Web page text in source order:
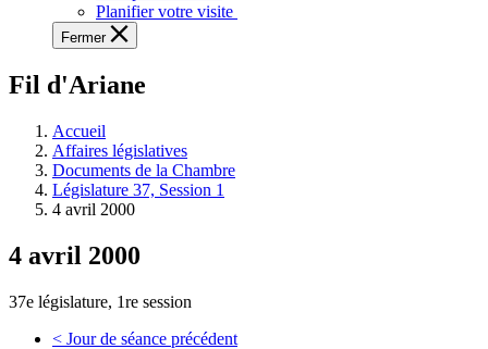
apprendre
et
à
à
législative.
Planifier votre visite
Fermer
Fil d'Ariane
Accueil
Affaires législatives
Documents de la Chambre
Législature 37, Session 1
4 avril 2000
4 avril 2000
37e législature, 1re session
< Jour de séance précédent